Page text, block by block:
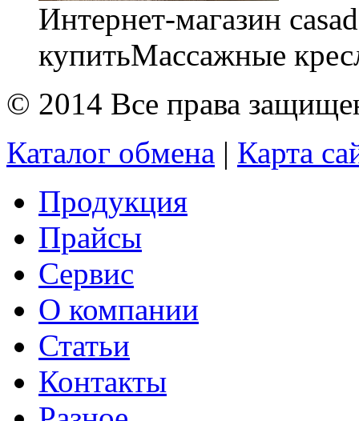
Интернет-магазин
купитьМассажные
© 2014 Все права
Каталог обмена | Карта
Продукция
Прайсы
Сервис
О компании
Статьи
Контакты